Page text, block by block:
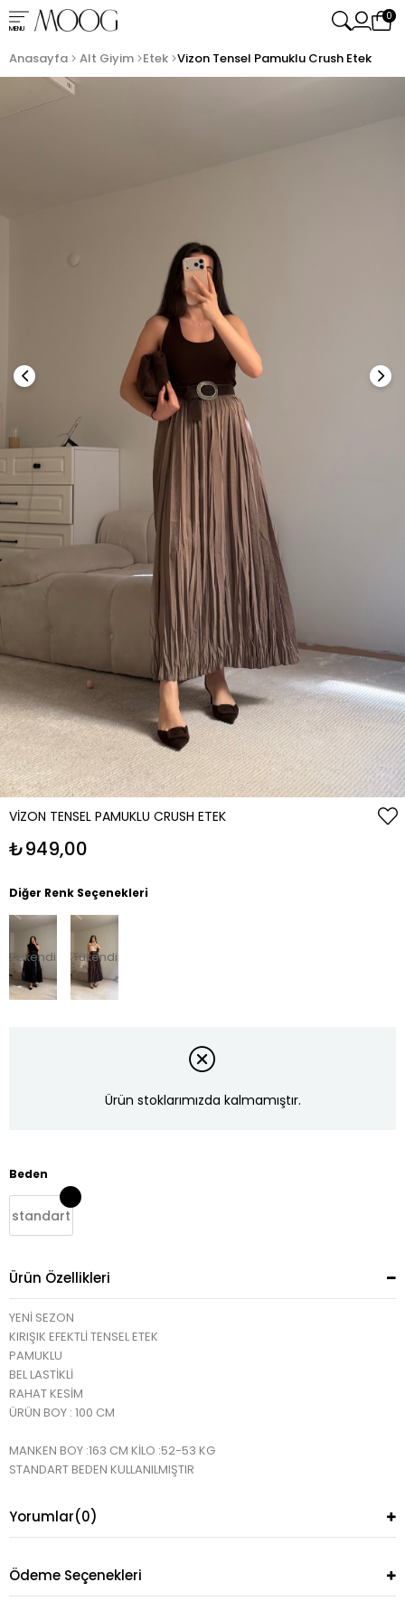
MENU
0
Anasayfa Alt Giyim Etek Vizon Tensel Pamuklu Crush Etek
VIZON TENSEL PAMUKLU CRUSH ETEK
₺949,00
Diğer Renk Seçenekleri
Tükendi Tükendi
Ürün stoklarımızda kalmamıştır.
Beden
standart
Ürün Özellikleri
YENİ SEZON
KIRIŞIK EFEKTLİ TENSEL ETEK
PAMUKLU
BEL LASTİKLİ
RAHAT KESİM
ÜRÜN BOY : 100 CM
MANKEN BOY :163 CM KİLO :52-53 KG
STANDART BEDEN KULLANILMIŞTIR
Yorumlar(0)
Ödeme Seçenekleri